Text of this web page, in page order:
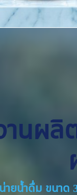
านผ
ยน้ำดื่ม ขนาด